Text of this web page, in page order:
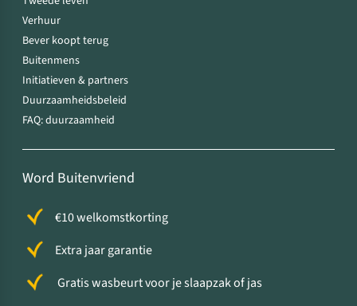
Verhuur
Bever koopt terug
Buitenmens
Initiatieven & partners
Duurzaamheidsbeleid
FAQ: duurzaamheid
Word Buitenvriend
€10 welkomstkorting
Extra jaar garantie
Gratis wasbeurt voor je slaapzak of jas